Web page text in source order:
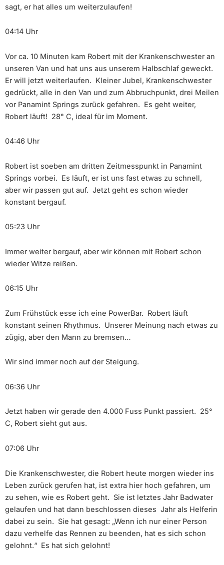
sagt, er hat alles um weiterzulaufen!
04:14 Uhr
Vor ca. 10 Minuten kam Robert mit der Krankenschwester an
unseren Van und hat uns aus unserem Halbschlaf geweckt.
Er will jetzt weiterlaufen. Kleiner Jubel, Krankenschwester
gedrückt, alle in den Van und zum Abbruchpunkt, drei Meilen
vor Panamint Springs zurück gefahren. Es geht weiter,
Robert läuft! 28° C, ideal für im Moment.
04:46 Uhr
Robert ist soeben am dritten Zeitmesspunkt in Panamint
Springs vorbei. Es läuft, er ist uns fast etwas zu schnell,
aber wir passen gut auf. Jetzt geht es schon wieder
konstant bergauf.
05:23 Uhr
Immer weiter bergauf, aber wir können mit Robert schon
wieder Witze reißen.
06:15 Uhr
Zum Frühstück esse ich eine PowerBar. Robert läuft
konstant seinen Rhythmus. Unserer Meinung nach etwas zu
zügig, aber den Mann zu bremsen…
Wir sind immer noch auf der Steigung.
06:36 Uhr
Jetzt haben wir gerade den 4.000 Fuss Punkt passiert. 25°
C, Robert sieht gut aus.
07:06 Uhr
Die Krankenschwester, die Robert heute morgen wieder ins
Leben zurück gerufen hat, ist extra hier hoch gefahren, um
zu sehen, wie es Robert geht. Sie ist letztes Jahr Badwater
gelaufen und hat dann beschlossen dieses Jahr als Helferin
dabei zu sein. Sie hat gesagt: „Wenn ich nur einer Person
dazu verhelfe das Rennen zu beenden, hat es sich schon
gelohnt.“ Es hat sich gelohnt!